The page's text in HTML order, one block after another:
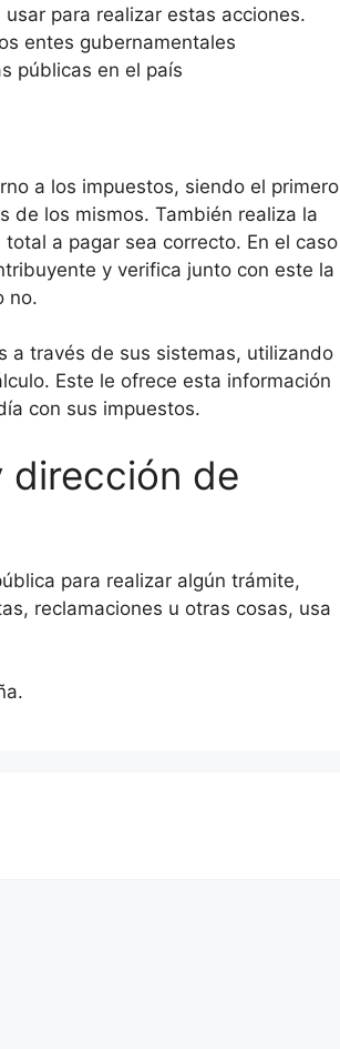
para realizar estas acciones.
entes gubernamentales
públicas en el país
a los impuestos, siendo el primero
de los mismos. También realiza la
a pagar sea correcto. En el caso
y verifica junto con este la
no.
a través de sus sistemas, utilizando
Este le ofrece esta información
con sus impuestos.
dirección de
para realizar algún trámite,
reclamaciones u otras cosas, usa